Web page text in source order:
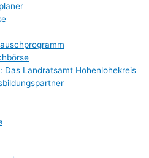
Das Landratsamt Hohenlohekreis